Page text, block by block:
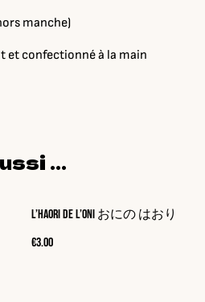
manche)
et confectionné à la main
...
L’haori de l’oni おにの はおり
€3.00